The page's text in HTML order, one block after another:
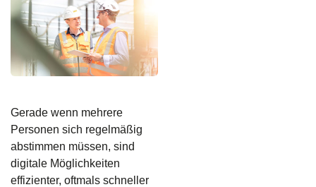
Gerade wenn mehrere
Personen sich regelmäßig
abstimmen müssen, sind
digitale Möglichkeiten
effizienter, oftmals schneller